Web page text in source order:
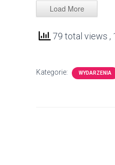
DSC01843
Load More
79 total views ,
Kategorie: WYDARZENIA